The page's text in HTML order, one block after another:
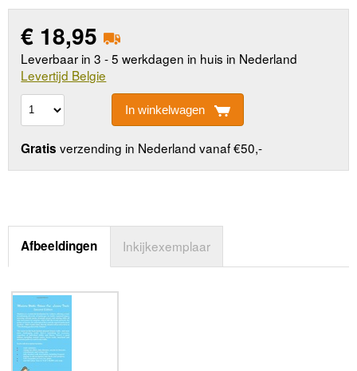
€ 18,95
Leverbaar in 3 - 5 werkdagen in huis in Nederland
Levertijd Belgie
In winkelwagen
Gratis verzending in Nederland vanaf €50,-
Afbeeldingen Inkijkexemplaar